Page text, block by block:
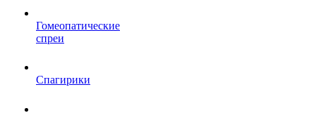
Гомеопатические
спреи
Спагирики